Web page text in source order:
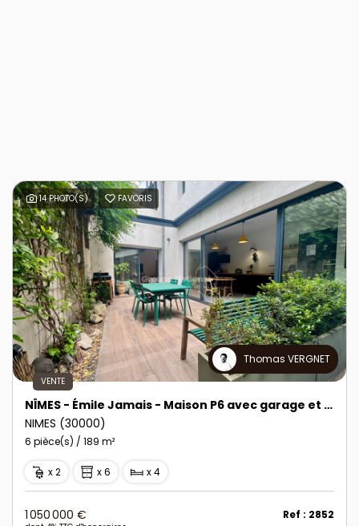
14 PHOTO(S) FAVORIS
Thomas VERGNET
VENTE
NÎMES - Émile Jamais - Maison P6 avec garage et cour intérieure
NIMES (30000)
6 pièce(s) / 189 m²
x 2 x 6 x 4
1 050 000 € Ref : 2852